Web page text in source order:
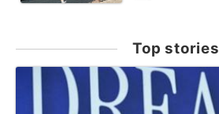
Top stories